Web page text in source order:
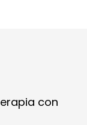
con